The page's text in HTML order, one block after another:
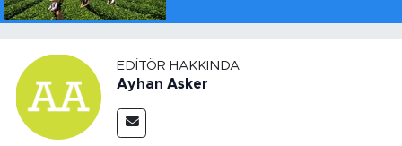
EDITÖR HAKKINDA
Ayhan Asker